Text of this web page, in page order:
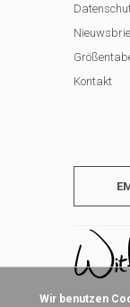
Kontakt
Wir benutzen